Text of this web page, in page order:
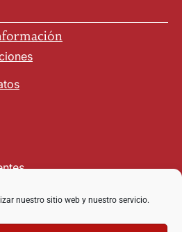
nuestro sitio web y nuestro servicio.
y Confianza